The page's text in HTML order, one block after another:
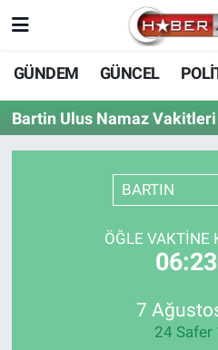
GÜNDEM GÜNCEL
Bartin Ulus Namaz Vakitleri
BARTIN
ÖĞLE VAKTINE
7
24 Safer
Nöbetçi Eczaneler
Hava Durumu
Süper Lig Puan
Son Dakika Haberleri